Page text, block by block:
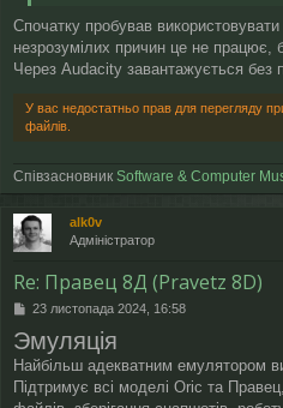
Спочатку пробував
незрозумілих причин це не працює,
Через Audacity завантажується без
У вас недостатньо прав для перегляду
файлів.
Співзасновник Software & Computer
alk0v
Адміністратор
Re: Правец 8Д (Pravetz 8D)
П
в
і
о
23 листопада 2024, 16:58
Эмуляція
Найбільш адекватним емулятором
Підтримує всі моделі Oric та